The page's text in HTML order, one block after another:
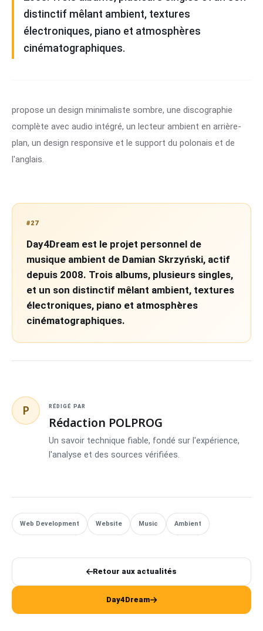
distinctif mêlant ambient, textures
électroniques, piano et atmosphères
cinématographiques.
propose un design minimaliste sombre, une discographie
complète avec audio intégré, un lecteur ambient en arrière-
plan, un design responsive et le support du polonais et de
l'anglais.
#27
Day4Dream est le projet personnel de
musique ambient de Damian Skrzyński, actif
depuis 2008. Trois albums, plusieurs singles,
et un son distinctif mêlant ambient, textures
électroniques, piano et atmosphères
cinématographiques.
P RÉDIGÉ PAR
Rédaction POLPROG
Un savoir technique fiable, fondé sur l'expérience,
l'analyse et des sources vérifiées.
Web Development Website Music Ambient
Retour aux actualités
Day4Dream